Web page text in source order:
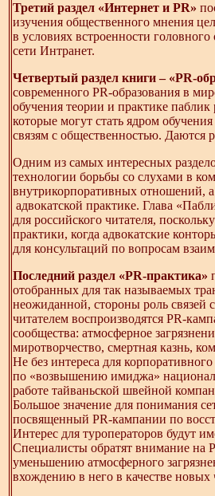
Третий раздел «Интернет и PR»
изучения общественного мнения
в условиях встроенности
сети Интранет.
Четвертый раздел книги – «PR-
современного PR-образования в
обучения теории и практике
которые могут стать ядром
связям с общественностью. Даются
Одним из самых интересных
технологии борьбы со слухами в
внутрикорпоративных отношений,
адвокатской практике. Глава
для российского читателя,
практики, когда адвокатские
для консультаций по вопросам
Последний раздел «PR-практика»
отобранных для так называемых
неожиданной, стороны роль связей
читателем воспроизводятся PR-
сообщества: атмосферное
миротворчество, смертная казнь,
Не без интереса для
по «возвышению имиджа»
работе тайваньской швейной
Большое значение для понимания
посвященный PR-кампании по
Интерес для туроператоров будут
Специалисты обратят внимание на
уменьшению атмосферного
вхождению в него в качестве новых